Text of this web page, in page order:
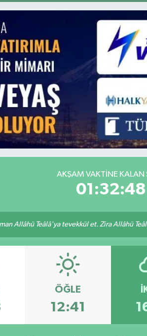
AKŞAM VAKTINE KALAN
01:32:47
Allâhü Teâlâ'ya tevekkül et. Zira Allâhü
ÖĞLE
12:41